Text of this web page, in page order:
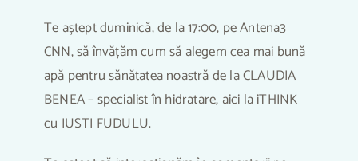
Te aștept duminică, de la 17:00, pe Antena3
CNN, să învățăm cum să alegem cea mai bună
apă pentru sănătatea noastră de la CLAUDIA
BENEA – specialist în hidratare, aici la iTHINK
cu IUSTI FUDULU.